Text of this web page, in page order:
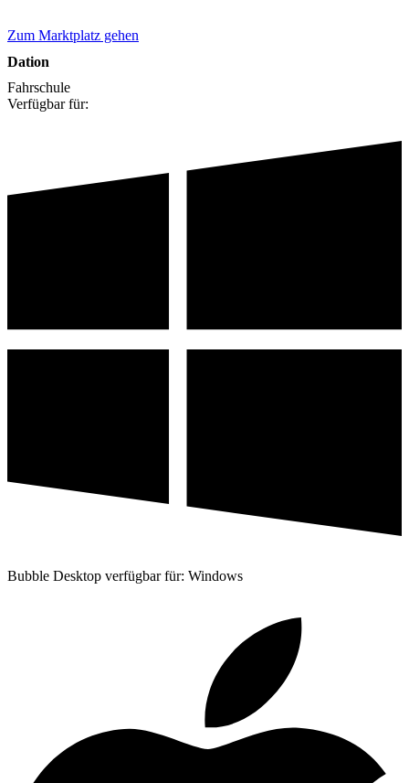
Zum Marktplatz gehen
Dation
Fahrschule
Verfügbar für:
Bubble Desktop verfügbar für: Windows